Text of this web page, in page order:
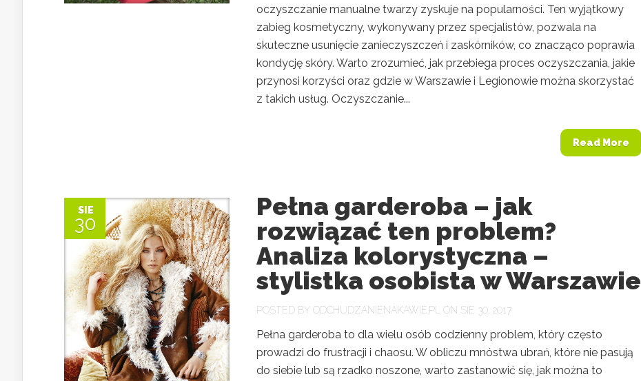
oczyszczanie manualne twarzy zyskuje na popularności. Ten wyjątkowy
zabieg kosmetyczny, wykonywany przez specjalistów, pozwala na
skuteczne usunięcie zanieczyszczeń i zaskórników, co znacząco poprawia
kondycję skóry. Warto zrozumieć, jak przebiega proces oczyszczania, jakie
przynosi korzyści oraz gdzie w Warszawie i Legionowie można skorzystać
z takich usług. Oczyszczanie...
Read More
SIE
30
Pełna garderoba – jak
rozwiązać ten problem?
Analiza kolorystyczna –
stylistka osobista w Warszawie
POSTED BY ODCHUDZANIENAKAWIE.PL ON SIE 30, 2017
Pełna garderoba to dla wielu osób codzienny problem, który często
prowadzi do frustracji i chaosu. W obliczu mnóstwa ubrań, które nie pasują
do siebie lub są rzadko noszone, warto zastanowić się, jak można to